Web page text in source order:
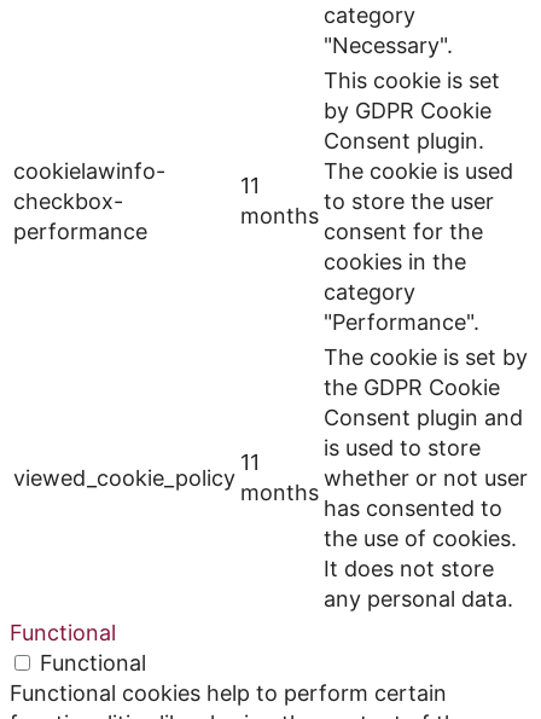
category
"Necessary".
cookielawinfo-
checkbox-
performance
11
months
This cookie is set
by GDPR Cookie
Consent plugin.
The cookie is used
to store the user
consent for the
cookies in the
category
"Performance".
viewed_cookie_policy
11
months
The cookie is set by
the GDPR Cookie
Consent plugin and
is used to store
whether or not user
has consented to
the use of cookies.
It does not store
any personal data.
Functional
Functional
Functional cookies help to perform certain